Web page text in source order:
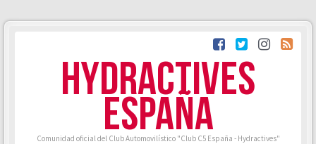
HYDRACTIVES
ESPAÑA
Comunidad oficial del Club Automovilístico "Club C5 España - Hydractives"